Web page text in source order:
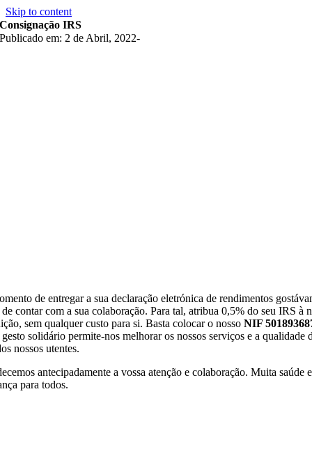
Skip to content
Consignação IRS
Publicado em: 2 de Abril, 2022-
de entregar a sua declaração eletrónica de rendimentos
contar com a sua colaboração. Para tal, atribua 0,5% do seu IRS à
sem qualquer custo para si. Basta colocar o nosso NIF
solidário permite-nos melhorar os nossos serviços e a qualidade
nossos utentes.
antecipadamente a vossa atenção e colaboração. Muita saúde e
para todos.